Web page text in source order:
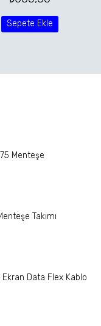
Sepete Ekle
Menteşe
Takımı
Data Flex Kablo